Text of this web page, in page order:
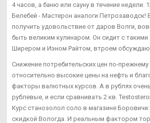
4 часов, а баню или сауну в течение недели.
Белебей - Мастерон аналоги Петрозаводск!
получить удовольствие от даров Волги,
быть великим кулинаром. Он сидит с
Ширером и Иэном Райтом, втроем
Снижение потребительских цен по-
относительно высокие цены на нефть и
факторы валютных курсов. А в рублях
рублевые, и если сравнивать 2 кв.
Курс станозолол соло в магазине
скидкой Вологда. И реальным фактором